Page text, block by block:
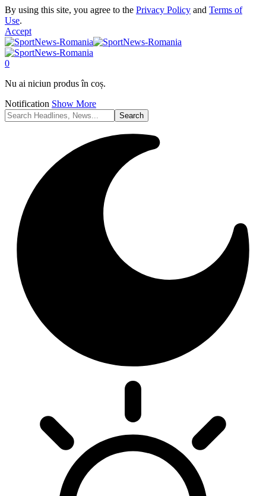
By using this site, you agree to the Privacy Policy and Terms of
Use.
Accept
0
Nu ai niciun produs în coș.
Notification Show More